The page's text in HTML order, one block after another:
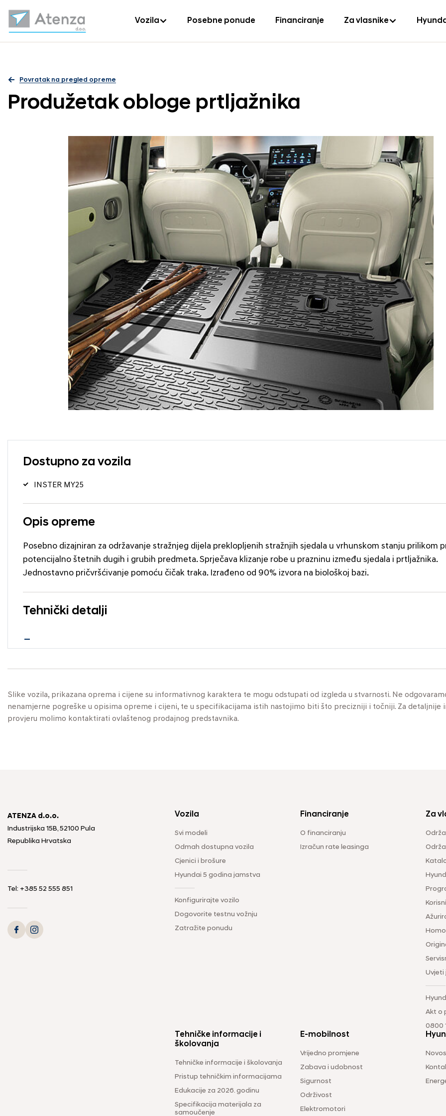
Vozila Posebne ponude Financiranje Za vlasnike
Povratak na pregled opreme
Produžetak obloge prtljažnika
Dostupno za vozila
INSTER MY25
Opis opreme
Posebno dizajniran za održavanje stražnjeg dijela preklopljenih stražnjih sjedala u vrhunskom stanju prilikom
potencijalno štetnih dugih i grubih predmeta. Sprječava klizanje robe u prazninu između sjedala i prtljažnika.
Jednostavno pričvršćivanje pomoću čičak traka. Izrađeno od 90% izvora na biološkoj bazi.
Tehnički detalji
Slike vozila, prikazana oprema i cijene su informativnog karaktera te mogu odstupati od izgleda u stvarnosti. Ne
nenamjerne pogreške u opisima opreme i cijeni, te u specifikacijama istih nastojimo biti što precizniji i točniji. Za detaljnije
provjeru molimo kontaktirati ovlaštenog prodajnog predstavnika.
ATENZA d.o.o.
Industrijska 15B, 52100 Pula
Republika Hrvatska
Tel: +385 52 555 851
Vozila
Svi modeli
Odmah dostupna vozila
Cjenici i brošure
Hyundai 5 godina jamstva
Konfigurirajte vozilo
Dogovorite testnu vožnju
Zatražite ponudu
Financiranje
O financiranju
Izračun rate leasinga
Za
Uvjeti
Akt o
0800
Tehničke informacije i
školovanja
Tehničke informacije i školovanja
Pristup tehničkim informacijama
Edukacije za 2026. godinu
Specifikacija materijala za
samoučenje
E-mobilnost
Vrijedno promjene
Zabava i udobnost
Sigurnost
Održivost
Elektromotori